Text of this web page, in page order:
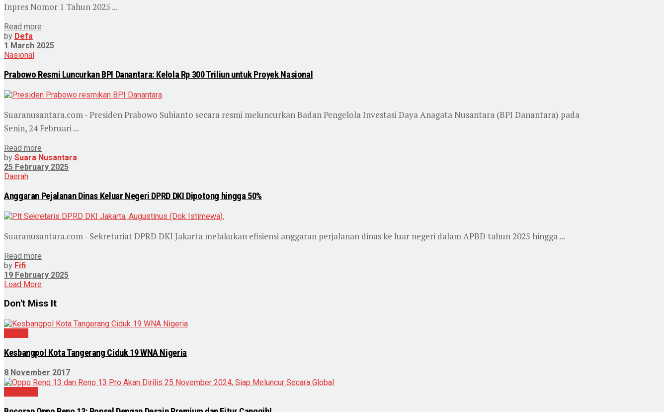
Inpres Nomor 1 Tahun 2025 ...
Read more
by Defa
1 March 2025
Nasional
Prabowo Resmi Luncurkan BPI Danantara: Kelola Rp 300 Triliun untuk Proyek Nasional
Suaranusantara.com - Presiden Prabowo Subianto secara resmi meluncurkan Badan Pengelola Investasi Daya Anagata Nusantara (BPI Danantara) pada
Senin, 24 Februari ...
Read more
by Suara Nusantara
25 February 2025
Daerah
Anggaran Pejalanan Dinas Keluar Negeri DPRD DKI Dipotong hingga 50%
Suaranusantara.com - Sekretariat DPRD DKI Jakarta melakukan efisiensi anggaran perjalanan dinas ke luar negeri dalam APBD tahun 2025 hingga ...
Read more
by Fifi
19 February 2025
Load More
Don't Miss It
Kesbangpol Kota Tangerang Ciduk 19 WNA Nigeria
8 November 2017